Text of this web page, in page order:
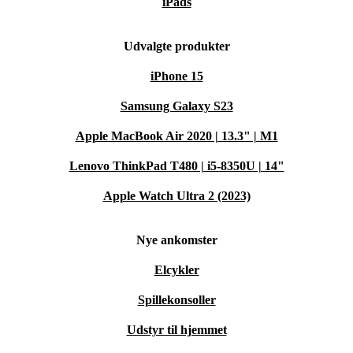
Udvalgte produkter
iPhone 15
Samsung Galaxy S23
Apple MacBook Air 2020 | 13.3" | M1
Lenovo ThinkPad T480 | i5-8350U | 14"
Apple Watch Ultra 2 (2023)
Nye ankomster
Elcykler
Spillekonsoller
Udstyr til hjemmet